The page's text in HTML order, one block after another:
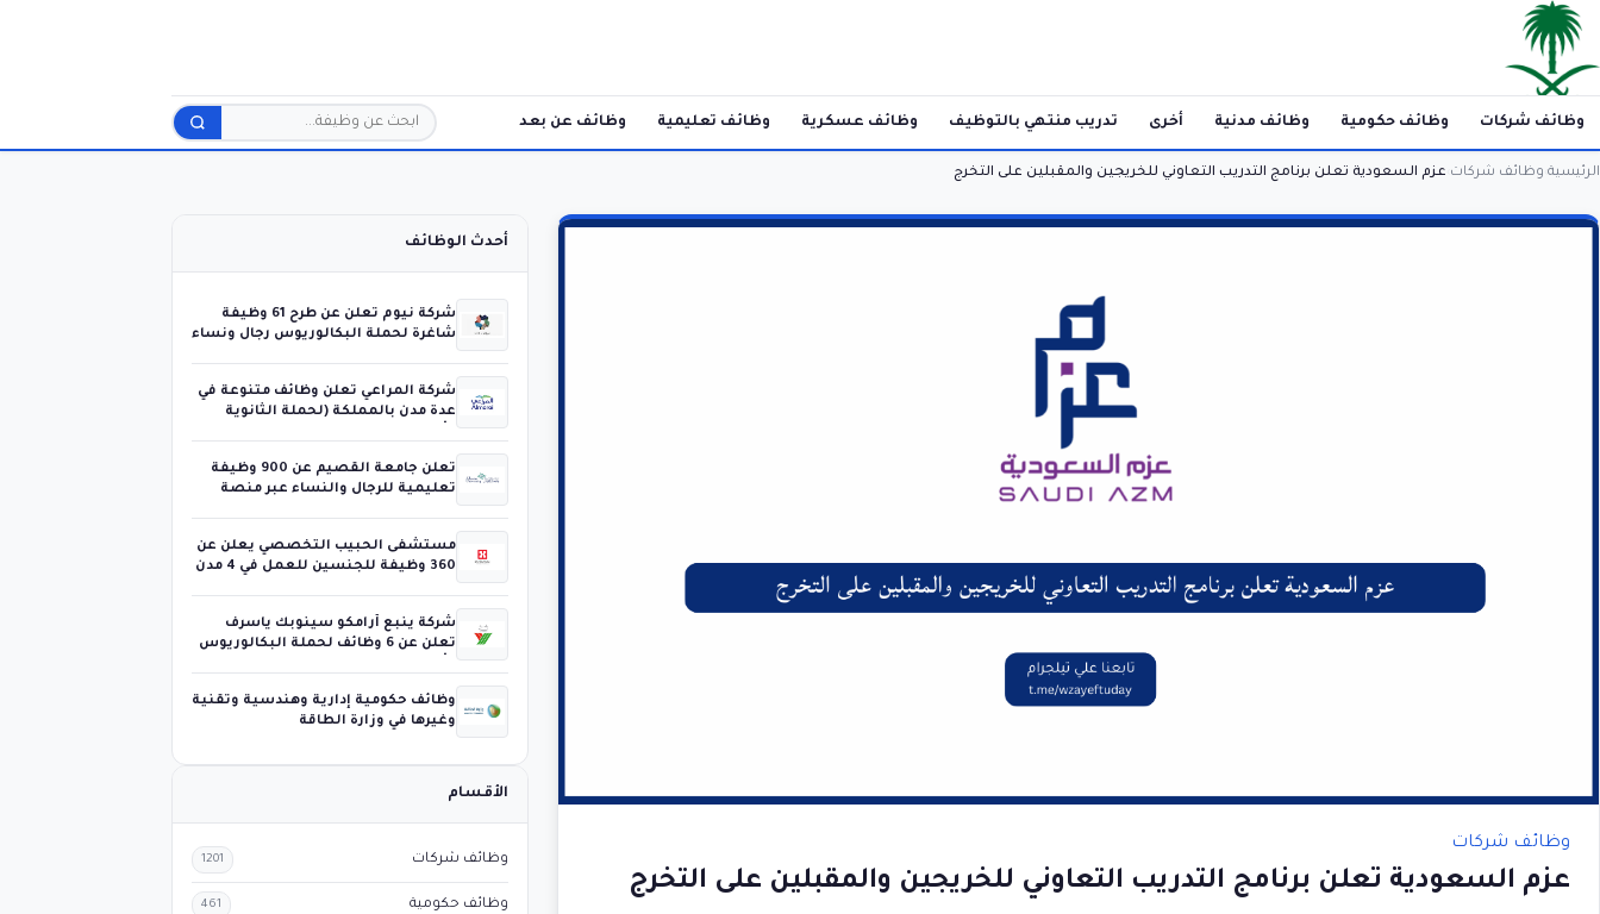
وظائف شركات وظائف حكومية وظائف مدنية أخرى تدريب منتهي بالتوظيف وظائف عسكرية وظائف تعليمية وظائف عن بعد
الرئيسية وظائف شركات عزم السعودية تعلن برنامج التدريب التعاوني للخريجين والمقبلين على التخرج
وظائف شركات
عزم السعودية تعلن برنامج التدريب التعاوني للخريجين والمقبلين على التخرج
أحدث الوظائف
شركة نيوم تعلن عن طرح 61 وظيفة
شاغرة لحملة البكالوريوس رجال ونساء
شركة المراعي تعلن وظائف متنوعة في
عدة مدن بالمملكة (لحملة الثانوية
تعلن جامعة القصيم عن 900 وظيفة
تعليمية للرجال والنساء عبر منصة
مستشفى الحبيب التخصصي يعلن عن
360 وظيفة للجنسين للعمل في 4 مدن
شركة ينبع أرامكو سينوبك ياسرف
تعلن عن 6 وظائف لحملة البكالوريوس
وظائف حكومية إدارية وهندسية وتقنية
وغيرها في وزارة الطاقة
الأقسام
وظائف شركات 1201
وظائف حكومية 461